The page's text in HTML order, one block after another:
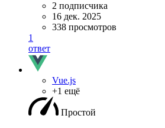
2 подписчика
16 дек. 2025
338 просмотров
1
ответ
Vue.js
+1 ещё
Простой